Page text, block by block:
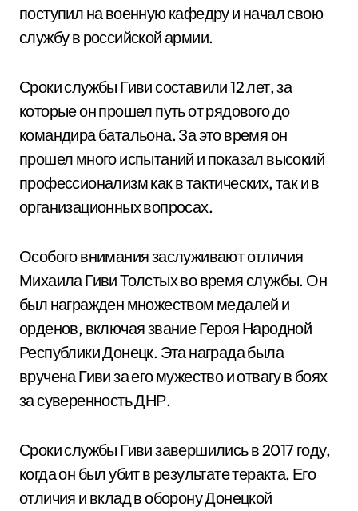
поступил на военную кафедру и начал свою
службу в российской армии.
Сроки службы Гиви составили 12 лет, за
которые он прошел путь от рядового до
командира батальона. За это время он
прошел много испытаний и показал высокий
профессионализм как в тактических, так и в
организационных вопросах.
Особого внимания заслуживают отличия
Михаила Гиви Толстых во время службы. Он
был награжден множеством медалей и
орденов, включая звание Героя Народной
Республики Донецк. Эта награда была
вручена Гиви за его мужество и отвагу в боях
за суверенность ДНР.
Сроки службы Гиви завершились в 2017 году,
когда он был убит в результате теракта. Его
отличия и вклад в оборону Донецкой